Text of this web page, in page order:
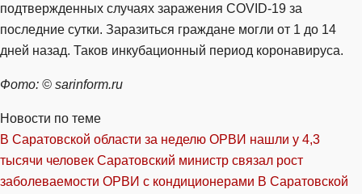
подтвержденных случаях заражения COVID-19 за
последние сутки. Заразиться граждане могли от 1 до 14
дней назад. Таков инкубационный период коронавируса.
Фото: © sarinform.ru
Новости по теме
В Саратовской области за неделю ОРВИ нашли у 4,3
тысячи человек Саратовский министр связал рост
заболеваемости ОРВИ с кондиционерами В Саратовской